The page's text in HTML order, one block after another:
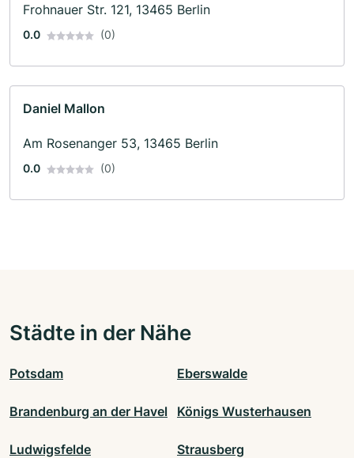
Frohnauer Str. 121, 13465 Berlin
0.0 (0)
Daniel Mallon
Am Rosenanger 53, 13465 Berlin
0.0 (0)
Städte in der Nähe
Potsdam Eberswalde
Brandenburg an der Havel Königs Wusterhausen
Ludwigsfelde Strausberg